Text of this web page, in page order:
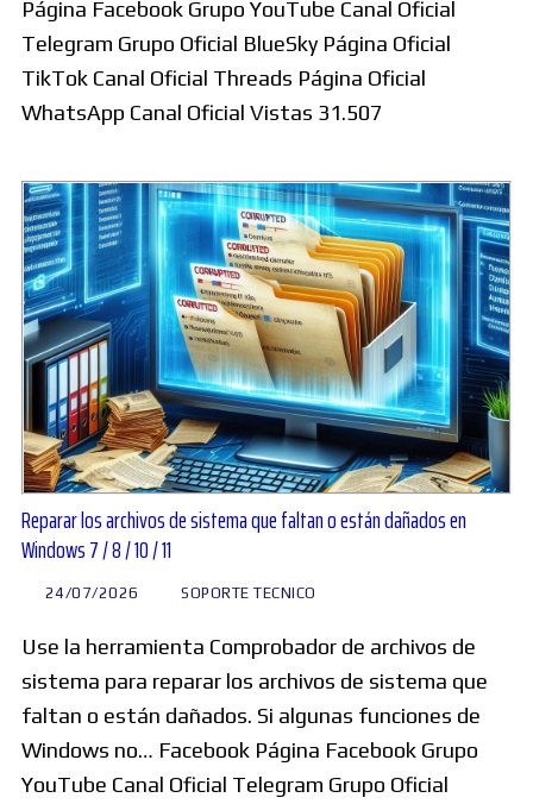
Página Facebook Grupo YouTube Canal Oficial
Telegram Grupo Oficial BlueSky Página Oficial
TikTok Canal Oficial Threads Página Oficial
WhatsApp Canal Oficial Vistas 31.507
Reparar los archivos de sistema que faltan o están dañados en
Windows 7 / 8 / 10 / 11
24/07/2026 SOPORTE TECNICO
Use la herramienta Comprobador de archivos de
sistema para reparar los archivos de sistema que
faltan o están dañados. Si algunas funciones de
Windows no… Facebook Página Facebook Grupo
YouTube Canal Oficial Telegram Grupo Oficial